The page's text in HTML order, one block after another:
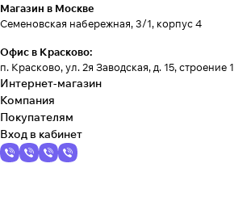
Магазин в Москве
Семеновская набережная, 3/1, корпус 4
Офис в Красково:
п. Красково, ул. 2я Заводская, д. 15, строение 1
Интернет-магазин
Компания
Покупателям
Вход в кабинет